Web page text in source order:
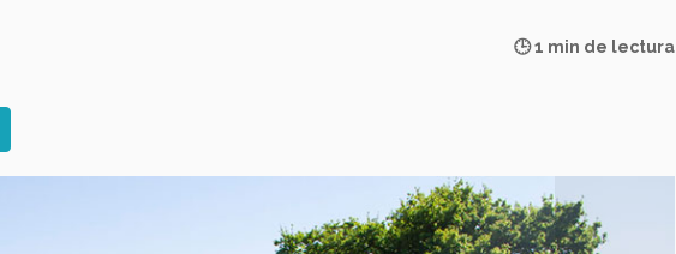
🕒 1 min de lectura